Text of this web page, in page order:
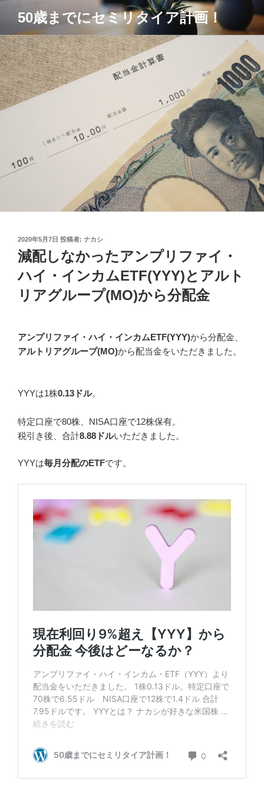
テ
ン
ツ
へ
ス
キ
50歳までにセミリタイア計画！
投
稿
日:
2020年5月7日 投稿者: ナカシ
減配しなかったアンプリファイ・
ハイ・インカムETF(YYY)とアルト
リアグループ(MO)から分配金
アンプリファイ・ハイ・インカムETF(YYY)から分配金、
アルトリアグループ(MO)から配当金をいただきました。
YYYは1株0.13ドル。
特定口座で80株、NISA口座で12株保有。
税引き後、合計8.88ドルいただきました。
YYYは毎月分配のETFです。